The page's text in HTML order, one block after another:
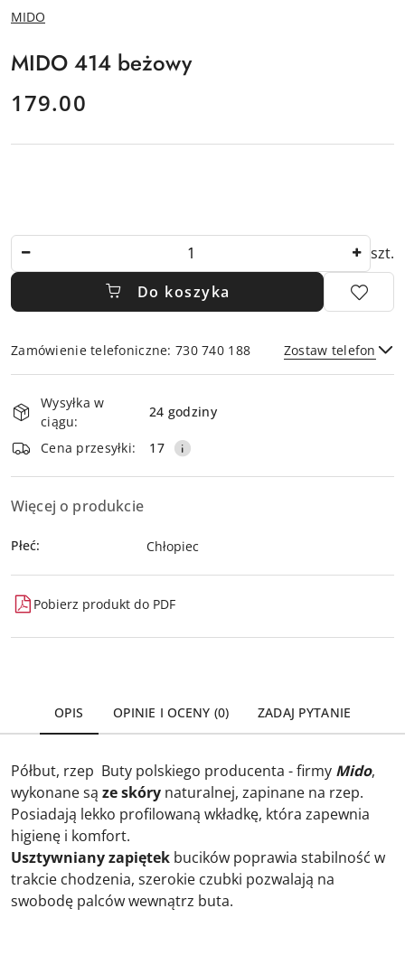
NAZWA
PRODUCENTA:
MIDO
MIDO 414 beżowy
cena:
179.00
szt.
Do koszyka
Zamówienie telefoniczne: 730 740 188 Zostaw telefon
i
dostawa
Wysyłka w
ciągu:
24 godziny
Cena przesyłki: 17
Więcej o produkcie
Płeć: Chłopiec
Pobierz produkt do PDF
OPIS OPINIE I OCENY (0) ZADAJ PYTANIE
Półbut, rzep Buty polskiego producenta - firmy Mido,
wykonane są ze skóry naturalnej, zapinane na rzep.
Posiadają lekko profilowaną wkładkę, która zapewnia
higienę i komfort.
Usztywniany zapiętek bucików poprawia stabilność w
trakcie chodzenia, szerokie czubki pozwalają na
swobodę palców wewnątrz buta.